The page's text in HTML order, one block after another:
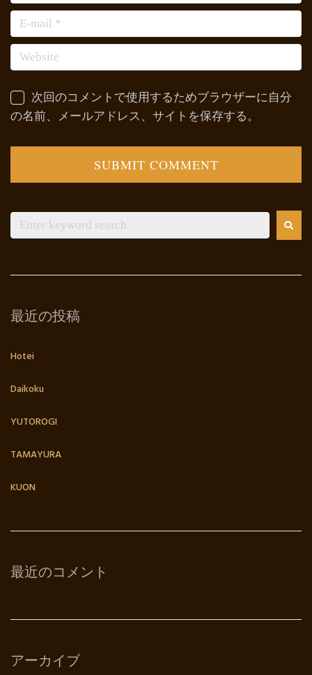
次回のコメントで使用するためブラウザーに自分
の名前、メールアドレス、サイトを保存する。
最近の投稿
Hotei
Daikoku
YUTOROGI
TAMAYURA
KUON
最近のコメント
アーカイブ